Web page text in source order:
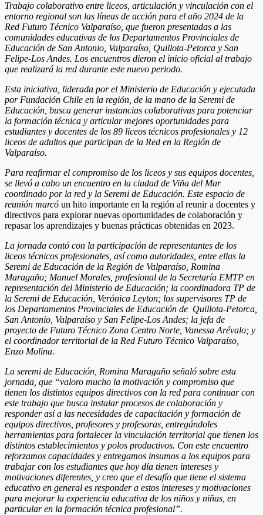
Trabajo colaborativo entre liceos, articulación y vinculación con el
entorno regional son las líneas de acción para el año 2024 de la
Red Futuro Técnico Valparaíso, que fueron presentadas a las
comunidades educativas de los Departamentos Provinciales de
Educación de San Antonio, Valparaíso, Quillota-Petorca y San
Felipe-Los Andes. Los encuentros dieron el inicio oficial al trabajo
que realizará la red durante este nuevo periodo.
Esta iniciativa, liderada por el Ministerio de Educación y ejecutada
por Fundación Chile en la región, de la mano de la Seremi de
Educación, busca generar instancias colaborativas para potenciar
la formación técnica y articular mejores oportunidades para
estudiantes y docentes de los 89 liceos técnicos profesionales y 12
liceos de adultos que participan de la Red en la Región de
Valparaíso.
Para reafirmar el compromiso de los liceos y sus equipos docentes,
se llevó a cabo un encuentro en la ciudad de Viña del Mar
coordinado por la red y la Seremi de Educación. Este espacio de
reunión marcó un hito importante en la región al reunir a docentes y
directivos para explorar nuevas oportunidades de colaboración y
repasar los aprendizajes y buenas prácticas obtenidas en 2023.
La jornada contó con la participación de representantes de los
liceos técnicos profesionales, así como autoridades, entre ellas la
Seremi de Educación de la Región de Valparaíso, Romina
Maragaño; Manuel Morales, profesional de la Secretaría EMTP en
representación del Ministerio de Educación; la coordinadora TP de
la Seremi de Educación, Verónica Leyton; los supervisores TP de
los Departamentos Provinciales de Educación de Quillota-Petorca,
San Antonio, Valparaíso y San Felipe-Los Andes; la jefa de
proyecto de Futuro Técnico Zona Centro Norte, Vanessa Arévalo; y
el coordinador territorial de la Red Futuro Técnico Valparaíso,
Enzo Molina.
La seremi de Educación, Romina Maragaño señaló sobre esta
jornada, que “valoro mucho la motivación y compromiso que
tienen los distintos equipos directivos con la red para continuar con
este trabajo que busca instalar procesos de colaboración y
responder así a las necesidades de capacitación y formación de
equipos directivos, profesores y profesoras, entregándoles
herramientas para fortalecer la vinculación territorial que tienen los
distintos establecimientos y polos productivos. Con este encuentro
reforzamos capacidades y entregamos insumos a los equipos para
trabajar con los estudiantes que hoy día tienen intereses y
motivaciones diferentes, y creo que el desafío que tiene el sistema
educativo en general es responder a estos intereses y motivaciones
para mejorar la experiencia educativa de los niños y niñas, en
particular en la formación técnica profesional”.